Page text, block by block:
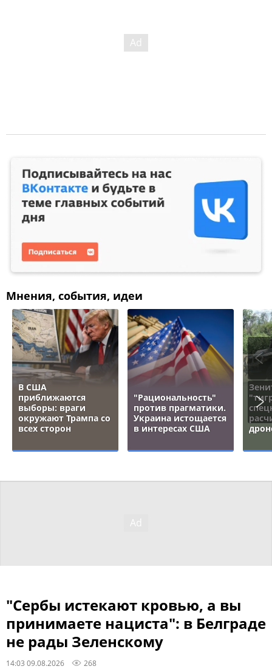
Мнения, события, идеи
В США
приближаются
выборы: враги
окружают Трампа со
всех сторон
"Рациональность"
против прагматики.
Украина истощается
в интересах США
"Сербы истекают кровью, а вы
принимаете нациста": в Белграде
не рады Зеленскому
14:03 09.08.2026 268